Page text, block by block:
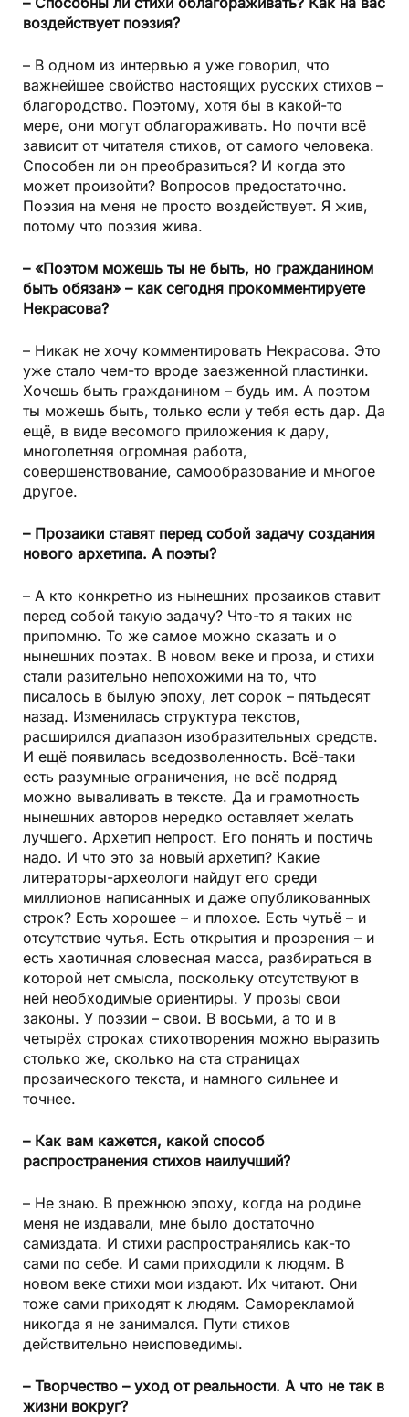
воздействует поэзия?
– В одном из интервью я уже говорил, что
важнейшее свойство настоящих русских стихов –
благородство. Поэтому, хотя бы в какой-то
мере, они могут облагораживать. Но почти всё
зависит от читателя стихов, от самого человека.
Способен ли он преобразиться? И когда это
может произойти? Вопросов предостаточно.
Поэзия на меня не просто воздействует. Я жив,
потому что поэзия жива.
– «Поэтом можешь ты не быть, но гражданином
быть обязан» – как сегодня прокомментируете
Некрасова?
– Никак не хочу комментировать Некрасова. Это
уже стало чем-то вроде заезженной пластинки.
Хочешь быть гражданином – будь им. А поэтом
ты можешь быть, только если у тебя есть дар. Да
ещё, в виде весомого приложения к дару,
многолетняя огромная работа,
совершенствование, самообразование и многое
другое.
– Прозаики ставят перед собой задачу создания
нового архетипа. А поэты?
– А кто конкретно из нынешних прозаиков ставит
перед собой такую задачу? Что-то я таких не
припомню. То же самое можно сказать и о
нынешних поэтах. В новом веке и проза, и стихи
стали разительно непохожими на то, что
писалось в былую эпоху, лет сорок – пятьдесят
назад. Изменилась структура текстов,
расширился диапазон изобразительных средств.
И ещё появилась вседозволенность. Всё-таки
есть разумные ограничения, не всё подряд
можно вываливать в тексте. Да и грамотность
нынешних авторов нередко оставляет желать
лучшего. Архетип непрост. Его понять и постичь
надо. И что это за новый архетип? Какие
литераторы-археологи найдут его среди
миллионов написанных и даже опубликованных
строк? Есть хорошее – и плохое. Есть чутьё – и
отсутствие чутья. Есть открытия и прозрения – и
есть хаотичная словесная масса, разбираться в
которой нет смысла, поскольку отсутствуют в
ней необходимые ориентиры. У прозы свои
законы. У поэзии – свои. В восьми, а то и в
четырёх строках стихотворения можно выразить
столько же, сколько на ста страницах
прозаического текста, и намного сильнее и
точнее.
– Как вам кажется, какой способ
распространения стихов наилучший?
– Не знаю. В прежнюю эпоху, когда на родине
меня не издавали, мне было достаточно
самиздата. И стихи распространялись как-то
сами по себе. И сами приходили к людям. В
новом веке стихи мои издают. Их читают. Они
тоже сами приходят к людям. Саморекламой
никогда я не занимался. Пути стихов
действительно неисповедимы.
– Творчество – уход от реальности. А что не так в
жизни вокруг?